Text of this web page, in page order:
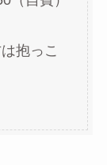
抱っこ